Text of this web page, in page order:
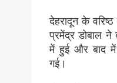
देहरादून के
प्रमेंद्र डोबाल
में हुई और बाद
गई।